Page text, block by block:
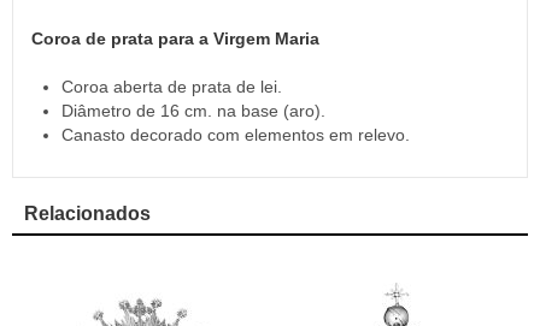
Coroa de prata para a Virgem Maria
Coroa aberta de prata de lei.
Diâmetro de 16 cm. na base (aro).
Canasto decorado com elementos em relevo.
Relacionados